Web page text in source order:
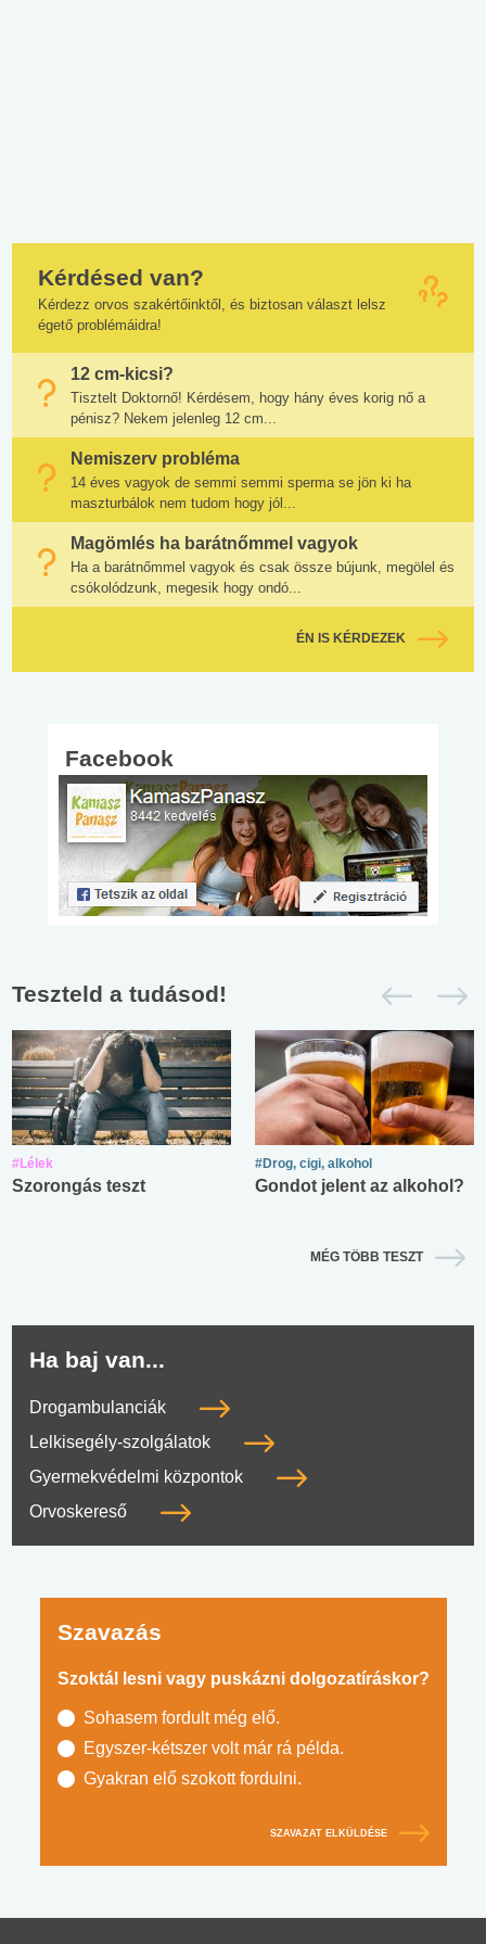
Kérdésed van?
Kérdezz orvos szakértőinktől, és biztosan választ lelsz
égető problémáidra!
12 cm-kicsi?
Tisztelt Doktornő! Kérdésem, hogy hány éves korig nő a
pénisz? Nekem jelenleg 12 cm...
Nemiszerv probléma
14 éves vagyok de semmi semmi sperma se jön ki ha
maszturbálok nem tudom hogy jól...
Magömlés ha barátnőmmel vagyok
Ha a barátnőmmel vagyok és csak össze bújunk, megölel és
csókolódzunk, megesik hogy ondó...
ÉN IS KÉRDEZEK
Facebook
Teszteld a tudásod!
#Lélek
Szorongás teszt
#Drog, cigi, alkohol
Gondot jelent az alkohol?
MÉG TÖBB TESZT
Ha baj van...
Drogambulanciák
Lelkisegély-szolgálatok
Gyermekvédelmi központok
Orvoskereső
Szavazás
Szoktál lesni vagy puskázni dolgozatíráskor?
Sohasem fordult még elő.
Egyszer-kétszer volt már rá példa.
Gyakran elő szokott fordulni.
SZAVAZAT ELKÜLDÉSE